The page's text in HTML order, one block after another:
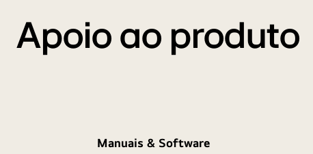
Apoio ao produto
Manuais & Software